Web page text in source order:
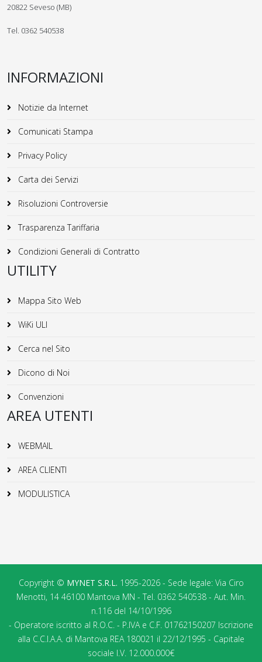
20822 Seveso (MB)
Tel. 0362 540538
INFORMAZIONI
Notizie da Internet
Comunicati Stampa
Privacy Policy
Carta dei Servizi
Risoluzioni Controversie
Trasparenza Tariffaria
Condizioni Generali di Contratto
UTILITY
Mappa Sito Web
WiKi ULI
Cerca nel Sito
Dicono di Noi
Convenzioni
AREA UTENTI
WEBMAIL
AREA CLIENTI
MODULISTICA
Copyright © MYNET S.R.L. 1995-2026 - Sede legale: Via Ciro
Menotti, 14 46100 Mantova MN - Tel. 0362 540538 - Aut. Min.
n.116 del 14/10/1996
- Operatore iscritto al R.O.C. - P.IVA e C.F. 01762150207 Iscrizione
alla C.C.I.A.A. di Mantova REA 180021 il 22/12/1995 - Capitale
sociale I.V. 12.000.000€